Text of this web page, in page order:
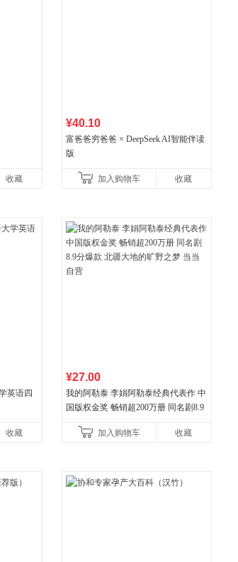
收藏
¥40.10
富爸爸穷爸爸 × DeepSeek AI智能伴读
版
加入购物车 收藏
英语四
收藏
¥27.00
我的阿勒泰 李娟阿勒泰经典代表作 中
国版权金奖 畅销超200万册 同名剧8.9
加入购物车
收藏